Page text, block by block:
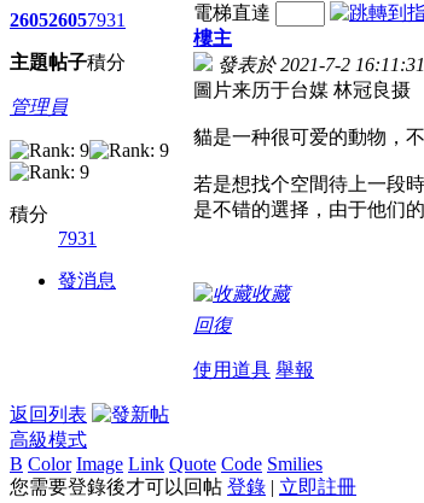
2605
主題
2605
帖子
7931
積分
管理員
積分
7931
發消息
電梯直達
樓主
發表於 2021-7-2 16:11:31
圖片来历于台媒 林冠良摄
貓是一种很可爱的動物，
若是想找个空間待上一段
是不错的選择，由于他们
收藏
回復
使用道具 舉報
返回列表
高級模式
B Color Image Link Quote Code Smilies
您需要登錄後才可以回帖 登錄 | 立即註冊